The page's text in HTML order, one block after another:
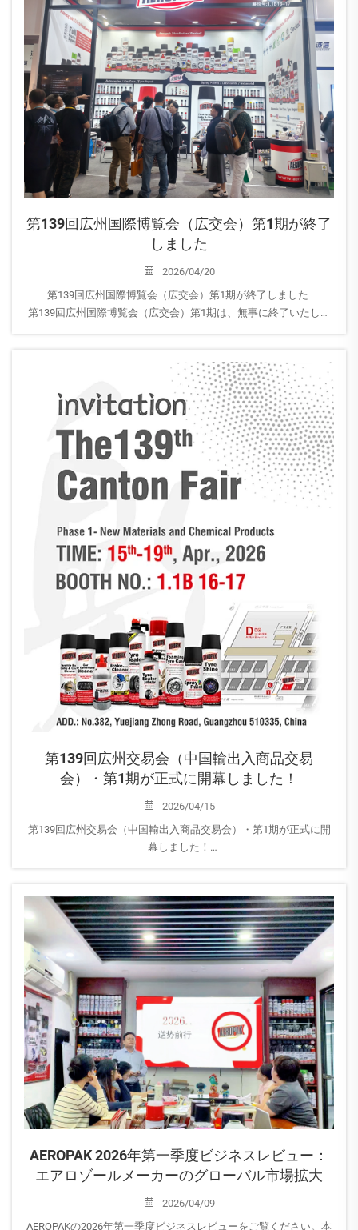
第139回広州国際博覧会（広交会）第1期が終了
しました
2026/04/20
第139回広州国際博覧会（広交会）第1期が終了しました
第139回広州国際博覧会（広交会）第1期は、無事に終了いたしま
および最新製品の展示という、非常に貴重な機会となりました…
第139回広州交易会（中国輸出入商品交易
会）・第1期が正式に開幕しました！
2026/04/15
第139回広州交易会（中国輸出入商品交易会）・第1期が正式に開
幕しました！
ホール1.1｜ブース番号：B16-17
ご来場予定の皆様、ぜひ当社ブースへお立ち寄りください…
AEROPAK 2026年第一季度ビジネスレビュー：
エアロゾールメーカーのグローバル市場拡大
2026/04/09
AEROPAKの2026年第一季度ビジネスレビューをご覧ください。本